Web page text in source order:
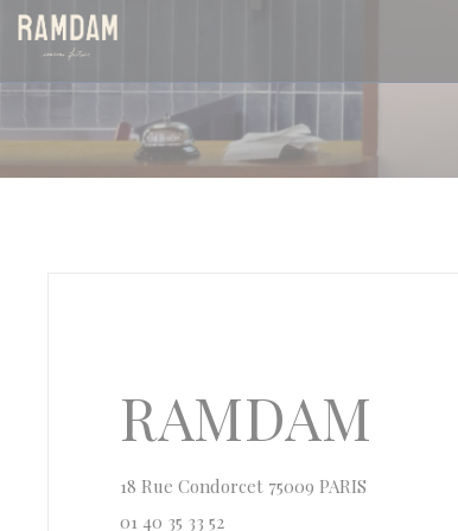
Панель управления cookies
RAMDAM
18 Rue Condorcet 75009 PARIS
01 40 35 33 52